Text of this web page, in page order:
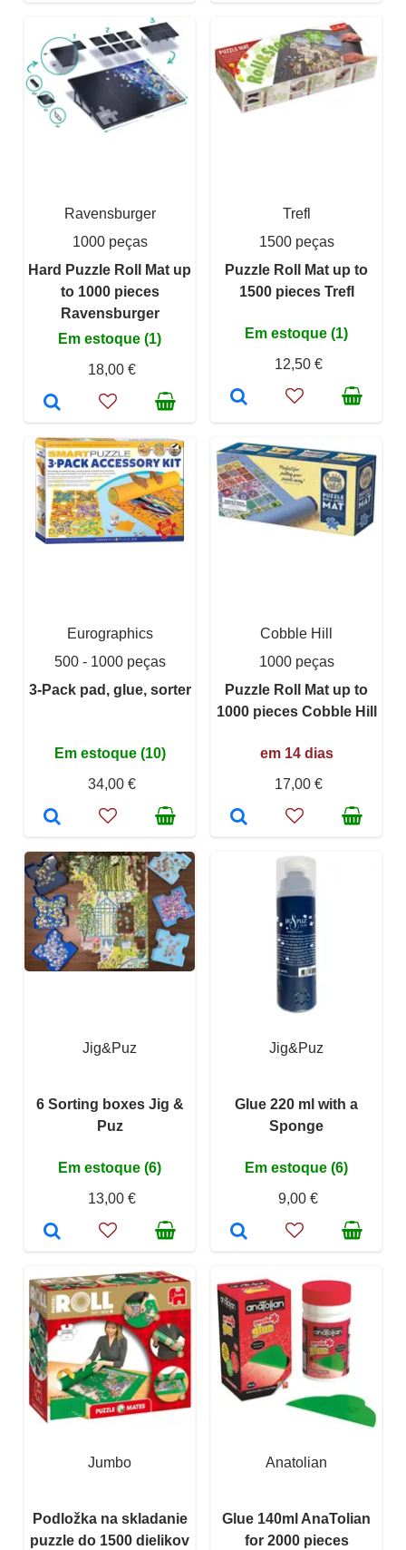
Ravensburger
1000 peças
Hard Puzzle Roll Mat up
to 1000 pieces
Ravensburger
Em estoque (1)
18,00 €
Trefl
1500 peças
Puzzle Roll Mat up to
1500 pieces Trefl
Em estoque (1)
12,50 €
Eurographics
500 - 1000 peças
3-Pack pad, glue, sorter
Em estoque (10)
34,00 €
Cobble Hill
1000 peças
Puzzle Roll Mat up to
1000 pieces Cobble Hill
em 14 dias
17,00 €
Jig&Puz
6 Sorting boxes Jig &
Puz
Em estoque (6)
13,00 €
Jig&Puz
Glue 220 ml with a
Sponge
Em estoque (6)
9,00 €
Jumbo
Podložka na skladanie
puzzle do 1500 dielikov
Anatolian
Glue 140ml AnaTolian
for 2000 pieces